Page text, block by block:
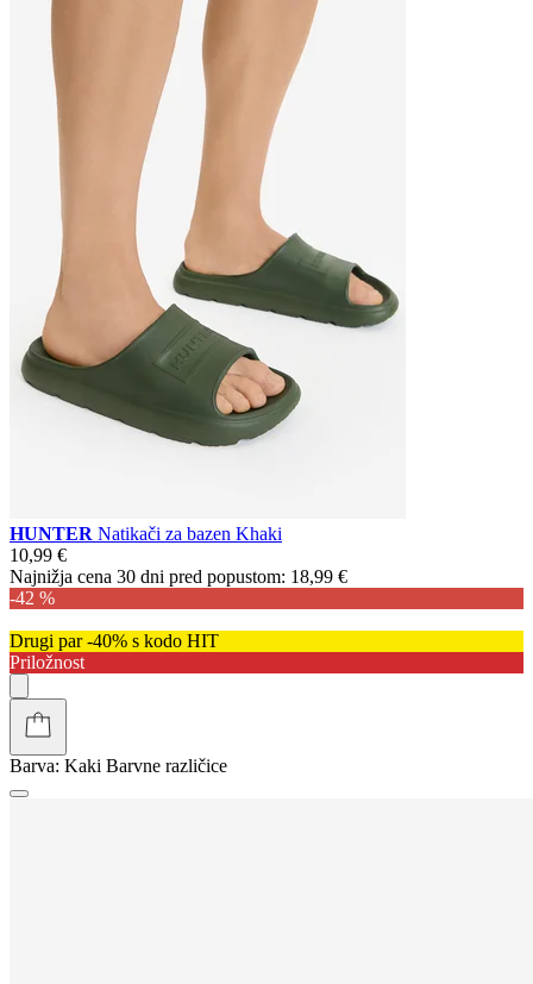
HUNTER Natikači za bazen Khaki
10,99 €
Najnižja cena 30 dni pred popustom: 18,99 €
-42 %
Drugi par -40% s kodo HIT
Priložnost
Barva: Kaki Barvne različice